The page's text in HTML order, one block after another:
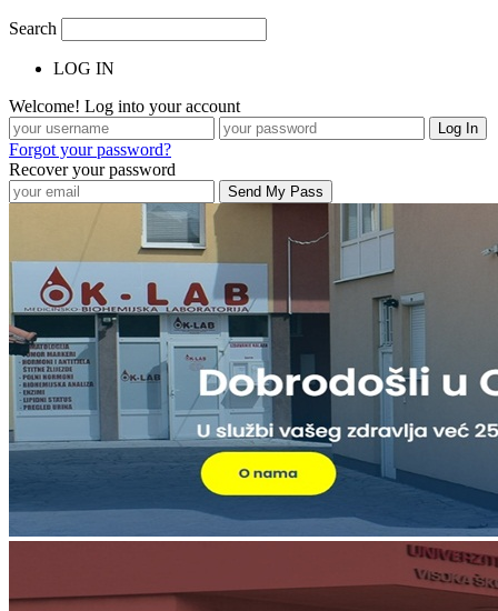
Search
LOG IN
Welcome! Log into your account
Forgot your password?
Recover your password